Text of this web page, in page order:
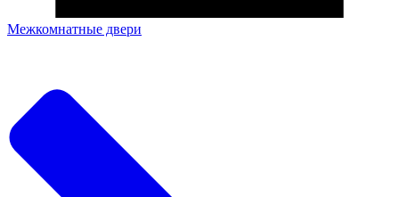
Межкомнатные двери